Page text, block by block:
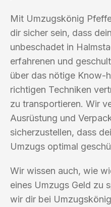
Mit Umzugskönig
dir sicher sein, dass
unbeschadet in
erfahrenen und
über das nötige Know-
richtigen Techniken
zu transportieren. Wir
Ausrüstung und
sicherzustellen, dass
Umzugs optimal
Wir wissen auch, wie
eines Umzugs Geld zu
wir dir bei